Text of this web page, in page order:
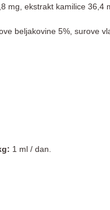
mg, ekstrakt kamilice 36,4
beljakovine 5%, surove
1 ml / dan.